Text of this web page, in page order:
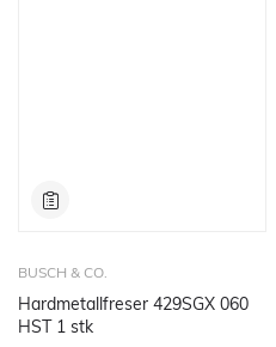
BUSCH & CO.
Hardmetallfreser 429SGX 060
HST 1 stk